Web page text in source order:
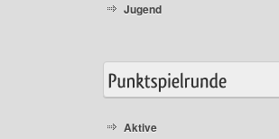
Jugend
Aktive